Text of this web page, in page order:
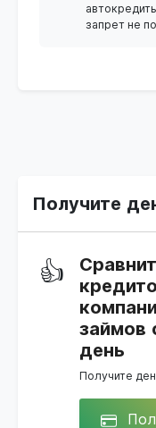
запрет не
Получите
👍
займов
день
Получите